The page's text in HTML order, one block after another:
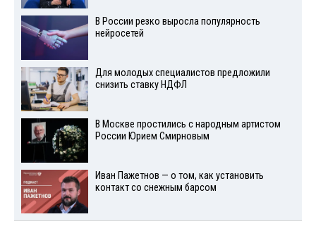
В России резко выросла популярность
нейросетей
Для молодых специалистов предложили
снизить ставку НДФЛ
В Москве простились с народным артистом
России Юрием Смирновым
Иван Пажетнов — о том, как установить
контакт со снежным барсом